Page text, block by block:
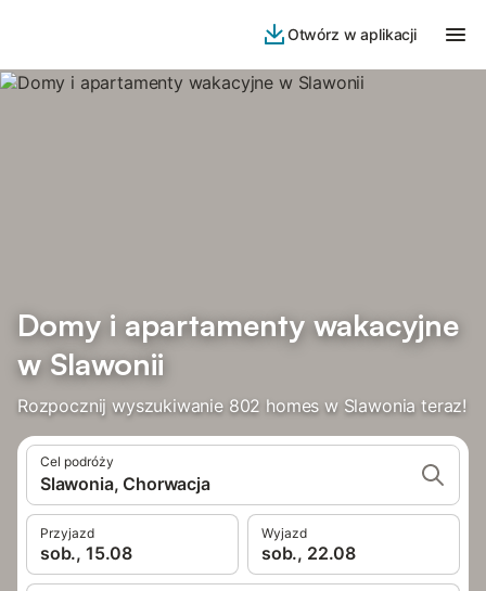
Otwórz w aplikacji
Domy i apartamenty wakacyjne
w Slawonii
Rozpocznij wyszukiwanie 802 homes w Slawonia teraz!
Cel podróży
Slawonia, Chorwacja
Przyjazd
sob., 15.08
Wyjazd
sob., 22.08